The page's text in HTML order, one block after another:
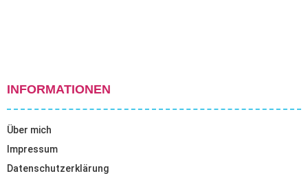
INFORMATIONEN
Über mich
Impressum
Datenschutzerklärung